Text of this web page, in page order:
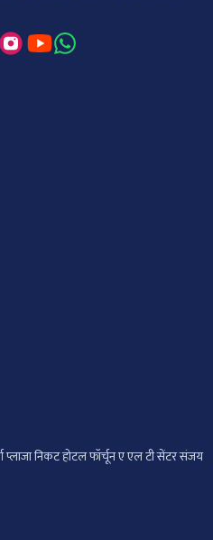
प्लाजा निकट होटल फॉर्चून ए एल टी सेंटर संजय